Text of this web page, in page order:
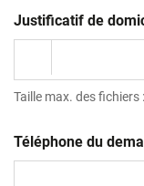
Justificatif de
Taille max. des fichiers
Téléphone du